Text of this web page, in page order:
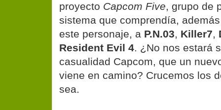
proyecto Capcom Five, grupo de
sistema que comprendía,
este personaje, a P.N.03, Killer7,
Resident Evil 4. ¿No nos estará
casualidad Capcom, que un
viene en camino? Crucemos los
sea.